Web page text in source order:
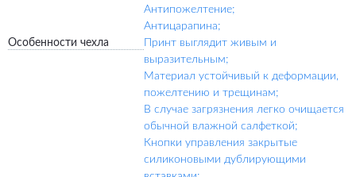
Антипожелтение;
Антицарапина;
Особенности чехла
Принт выглядит живым и
выразительным;
Материал устойчивый к деформации,
пожелтению и трещинам;
В случае загрязнения легко очищается
обычной влажной салфеткой;
Кнопки управления закрытые
силиконовыми дублирующими